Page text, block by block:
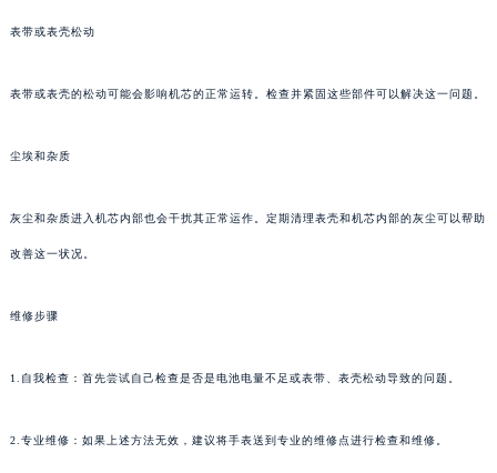
表带或表壳松动
表带或表壳的松动可能会影响机芯的正常运转。检查并紧固这些部件可以解决这一问题。
尘埃和杂质
灰尘和杂质进入机芯内部也会干扰其正常运作。定期清理表壳和机芯内部的灰尘可以帮助
改善这一状况。
维修步骤
1.自我检查：首先尝试自己检查是否是电池电量不足或表带、表壳松动导致的问题。
2.专业维修：如果上述方法无效，建议将手表送到专业的维修点进行检查和维修。